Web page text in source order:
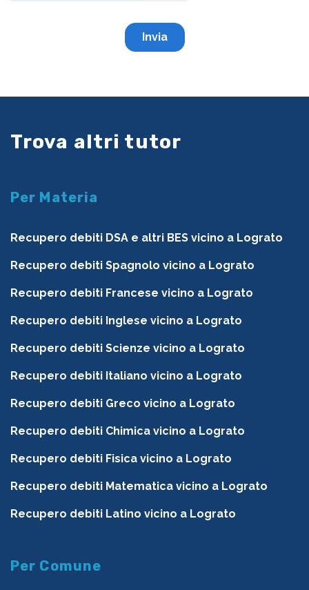
Trova altri tutor
Per Materia
Recupero debiti DSA e altri BES vicino a Lograto
Recupero debiti Spagnolo vicino a Lograto
Recupero debiti Francese vicino a Lograto
Recupero debiti Inglese vicino a Lograto
Recupero debiti Scienze vicino a Lograto
Recupero debiti Italiano vicino a Lograto
Recupero debiti Greco vicino a Lograto
Recupero debiti Chimica vicino a Lograto
Recupero debiti Fisica vicino a Lograto
Recupero debiti Matematica vicino a Lograto
Recupero debiti Latino vicino a Lograto
Per Comune